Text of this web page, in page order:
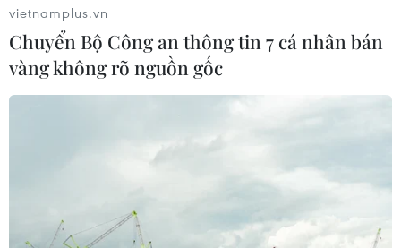
Các lợi ích cốt lõi của Việt Nam được đảm
bảo khi tham gia CPTPP
vietnamplus.vn
Chuyển Bộ Công an thông tin 7 cá nhân bán
vàng không rõ nguồn gốc